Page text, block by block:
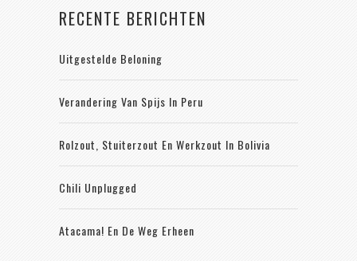
RECENTE BERICHTEN
Uitgestelde Beloning
Verandering Van Spijs In Peru
Rolzout, Stuiterzout En Werkzout In Bolivia
Chili Unplugged
Atacama! En De Weg Erheen